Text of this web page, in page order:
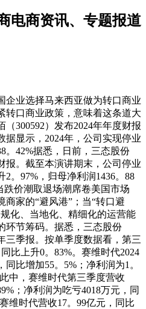
电商资讯、专题报道
业选择马来西亚做为转口商业
转口商业政策，意味着这条道大
300592）发布2024年年度财报
据显示，2024年，公司实现停业
。42%据悉，日前，三态股份
报。截至本演讲期末，公司停业
2。97%，归母净利润1436。88
跌价潮取退场潮席卷美国市场
家的“避风港”；当“转口避
化、当地化、精细化的运营能
环节筹码。据悉，三态股份
三季报。按单季度数据看，第三
比上升0。83%。赛维时代2024
比增加55。5%；净利润为1。
中，赛维时代第三季度营收
；净利润为吃亏4018万元，同
维时代营收17。99亿元，同比